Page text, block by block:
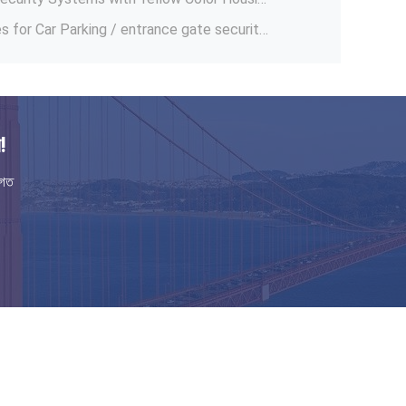
Custom Ticket Dispenser access control barrier , Boom Barrier Gate Parking Lot Arm Gate
Flap Barrier Auto Detection Flap Gate
With Loop Detecter Options
Automatic Boom Barrier Gate Arm with aluminum alloy housing and Optional Color